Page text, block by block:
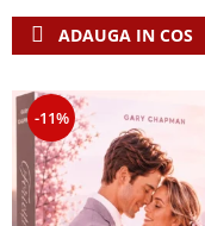
ADAUGA IN COS
-11%